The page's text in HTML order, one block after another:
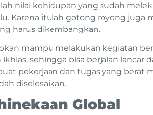
nilai kehidupan yang sudah
Karena itulah gotong royong juga
harus dikembangkan.
mampu melakukan kegiatan
ikhlas, sehingga bisa berjalan lancar
pekerjaan dan tugas yang berat
diselesaikan.
Global